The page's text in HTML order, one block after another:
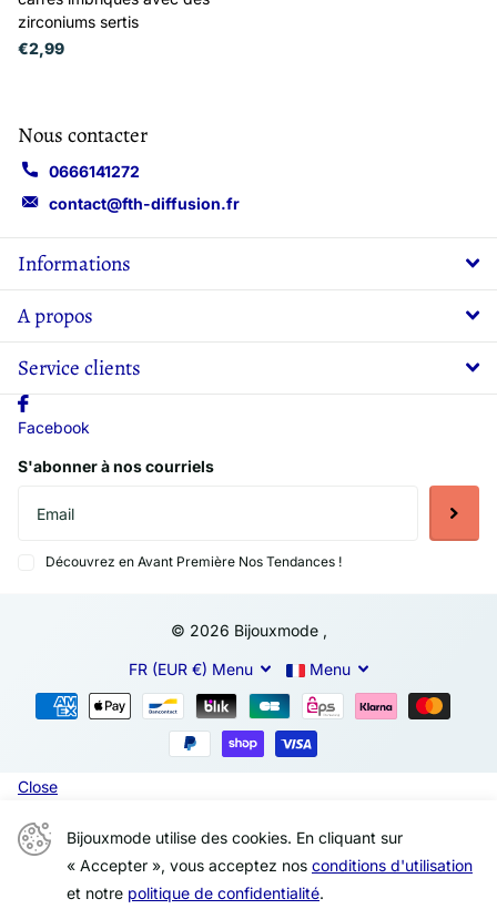
zirconiums sertis
€2,99
Informations
A propos
Service clients
Nous contacter
0666141272
contact@fth-diffusion.fr
Facebook
S'abonner à nos courriels
Découvrez en Avant Première Nos Tendances !
© 2026 Bijouxmode ,
FR (EUR €) Menu Menu
Bijouxmode utilise des cookies. En cliquant sur
« Accepter », vous acceptez nos conditions d'utilisation
et notre politique de confidentialité.
Close